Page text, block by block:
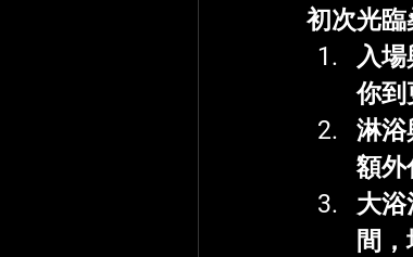
初次光臨
入
你到
淋浴
額外
大
間